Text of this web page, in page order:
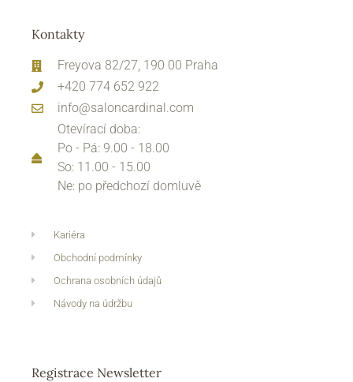
Kontakty
Freyova 82/27, 190 00 Praha
+420 774 652 922
info@saloncardinal.com
Otevírací doba:
Po - Pá: 9.00 - 18.00
So: 11.00 - 15.00
Ne: po předchozí domluvě
Kariéra
Obchodní podmínky
Ochrana osobních údajů
Návody na údržbu
Registrace Newsletter